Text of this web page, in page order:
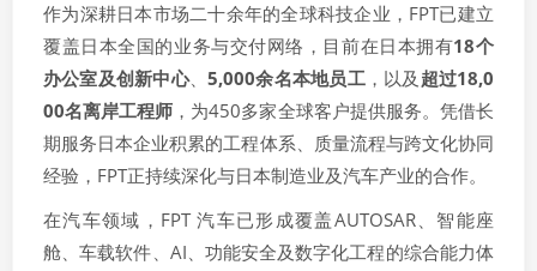
作为深耕日本市场二十余年的全球科技企业，FPT已建立
覆盖日本全国的业务与交付网络，目前在日本拥有18个
办公室及创新中心、5,000余名本地员工，以及 超过18,0
00名离岸工程师 ，为450多家全球客户提供服务。凭借长
期服务日本企业积累的工程体系、质量流程与跨文化协同
经验，FPT正持续深化与日本制造业及汽车产业的合作。
在汽车领域，FPT 汽车已形成覆盖AUTOSAR、智能座
舱、车载软件、AI、功能安全及数字化工程的综合能力体